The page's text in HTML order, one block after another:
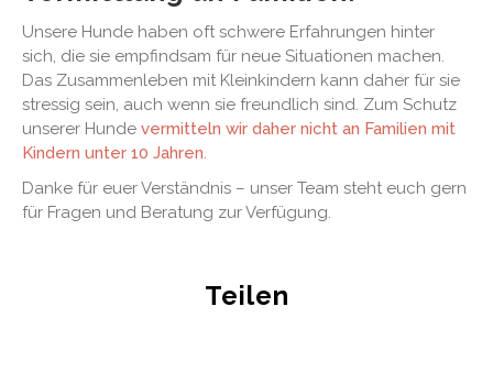
Unsere Hunde haben oft schwere Erfahrungen hinter
sich, die sie empfindsam für neue Situationen machen.
Das Zusammenleben mit Kleinkindern kann daher für sie
stressig sein, auch wenn sie freundlich sind. Zum Schutz
unserer Hunde vermitteln wir daher nicht an Familien mit
Kindern unter 10 Jahren.
Danke für euer Verständnis – unser Team steht euch gern
für Fragen und Beratung zur Verfügung.
Teilen